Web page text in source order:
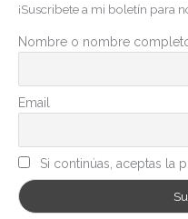
o
r
a
s
¡Suscribete a mi boletín para
Nombre o nombre
Email
Si continúas, aceptas la